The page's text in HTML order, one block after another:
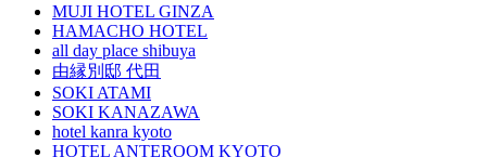
MUJI HOTEL GINZA
HAMACHO HOTEL
all day place shibuya
由縁別邸 代田
SOKI ATAMI
SOKI KANAZAWA
hotel kanra kyoto
HOTEL ANTEROOM KYOTO